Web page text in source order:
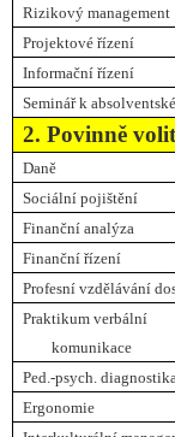
Rizikový management
Projektové řízení
Informační řízení
Seminář k
2. Povinně
Daně
Sociální pojištění
Finanční analýza
Finanční řízení
Profesní vzdělávání
Praktikum verbální
komunikace
Ped.-psych.
Ergonomie